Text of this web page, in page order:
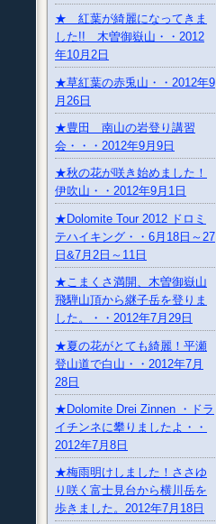
★ 紅葉が綺麗になってきま
した!! 木曽御嶽山・・2012
年10月2日
★草紅葉の赤兎山・・2012年9
月26日
★豊田 南山の岩登り講習
会・・・2012年9月9日
★秋の花が咲き始めました！
伊吹山・・2012年9月1日
★Dolomite Tour 2012 ドロミ
テハイキング・・6月18日～27
日&7月2日～11日
★こまくさ満開、木曽御嶽山
飛騨山頂から継子岳を登りま
した。・・2012年7月29日
★夏の花がとても綺麗！平瀬
登山道で白山・・2012年7月
28日
★Dolomite Drei Zinnen ・ドラ
イチンネに攀りましたよ・・
2012年7月8日
★梅雨明けしました！ささゆ
り咲く富士見台から横川岳を
歩きました。2012年7月18日